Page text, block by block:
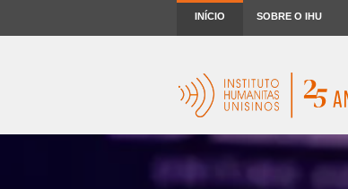
INÍCIO SOBRE O IHU